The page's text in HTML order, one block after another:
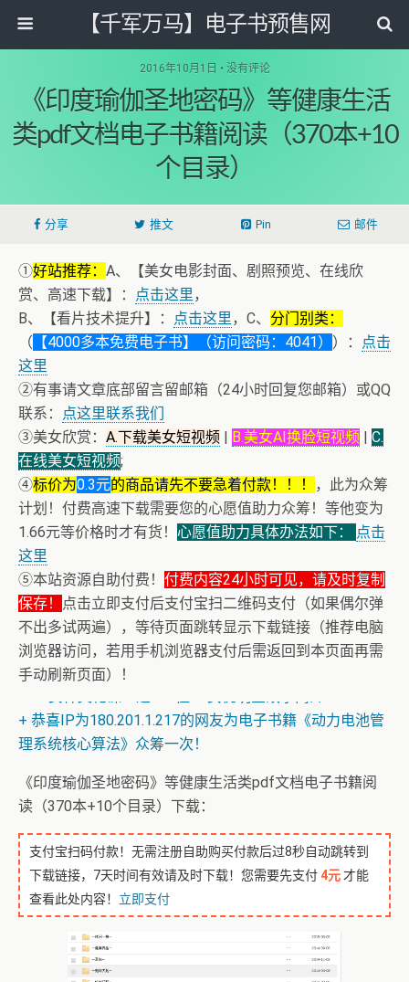
【千军万马】电子书预售网
2016年10月1日 • 没有评论
《印度瑜伽圣地密码》等健康生活
类pdf文档电子书籍阅读（370本+10
个目录）
分享 推文 Pin 邮件
①好站推荐： A、【美女电影封面、剧照预览、在线欣
赏、高速下载】：
点击这里，
B、【看片技术提升】：
点击这里，C、 分门别类：
（ 【4000多本免费电子书】（访问密码：4041） ）：
点击
这里
②有事请文章底部留言留邮箱（24小时回复您邮箱）或QQ
联系：
点这里联系我们
③美女欣赏： A.下载美女短视频 | B.美女AI换脸短视频 | C.
在线美女短视频;
④标价为0.3元的商品请先不要急着付款！！！
，此为众筹
计划！付费高速下载需要您的心愿值助力众筹！等他变为
1.66元等价格时才有货！ 心愿值助力具体办法如下：
点击
这里
⑤本站资源自助付费！ 付费内容24小时可见，请及时复制
保存！
点击立即支付后支付宝扫二维码支付（如果偶尔弹
不出多试两遍），等待页面跳转显示下载链接（推荐电脑
浏览器访问，若用手机浏览器支付后需返回到本页面再需
手动刷新页面）！
+ AV女神三上悠亚AI换脸小视频
+ 恭喜IP为180.201.1.217的网友为电子书籍《动力电池管
理系统核心算法》众筹一次！
《印度瑜伽圣地密码》等健康生活类pdf文档电子书籍阅
读（370本+10个目录）下载：
支付宝扫码付款！无需注册自助购买付款后过8秒自动跳转到
下载链接，7天时间有效请及时下载！您需要先支付4元 才能
查看此处内容！ 立即支付